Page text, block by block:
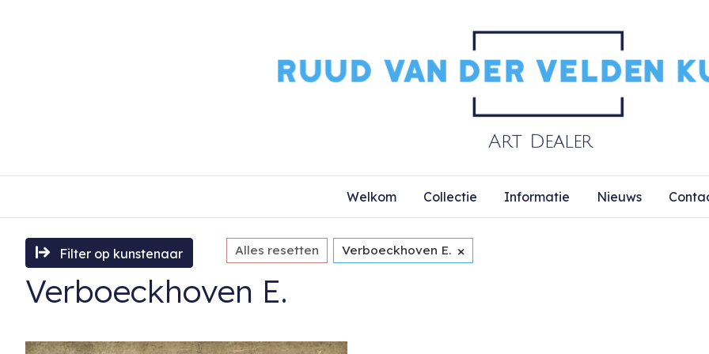
Welkom Collectie Informatie Nieuws
Filter op kunstenaar Alles resetten Verboeckhoven E. ×
Verboeckhoven E.